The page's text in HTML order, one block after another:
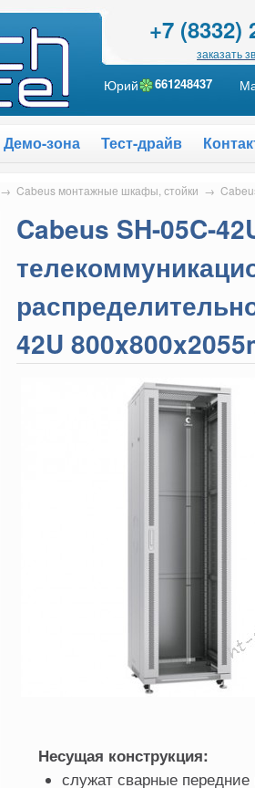
+7 (8332)
заказать
Юрий 661248437
Демо-зона Тест-драйв
→ Cabeus монтажные шкафы, стойки →
Cabeus SH-05C-
42U
Несущая конструкция:
служат сварные